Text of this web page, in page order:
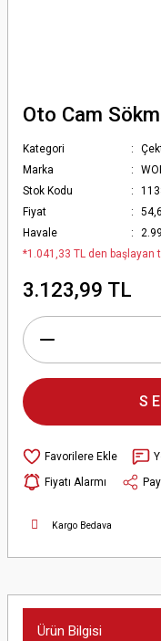
Oto Cam
Kategori
Marka
Stok Kodu
Fiyat
Havale
*1.041,33 TL den başlayan
3.123,99 TL
Fiyatı Alarmı
Kargo Bedava
Ürün Bilgisi